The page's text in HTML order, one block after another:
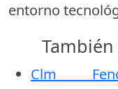
entorno
Clm